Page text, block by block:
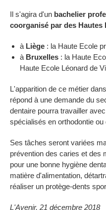
Il s'agira d'un bachelier
coorganisé par des Hautes
à Liège : la Haute Ecole
à Bruxelles : la Haute
Haute Ecole Léonard de
L'apparition de ce métier
répond à une demande du
dentaire pourra travailler
spécialisés en orthodontie ou
Ses tâches seront variées
prévention des caries et des
pour une bonne hygiène
matière d'alimentation,
réaliser un protège-dents
L'Avenir, 21 décembre 2018